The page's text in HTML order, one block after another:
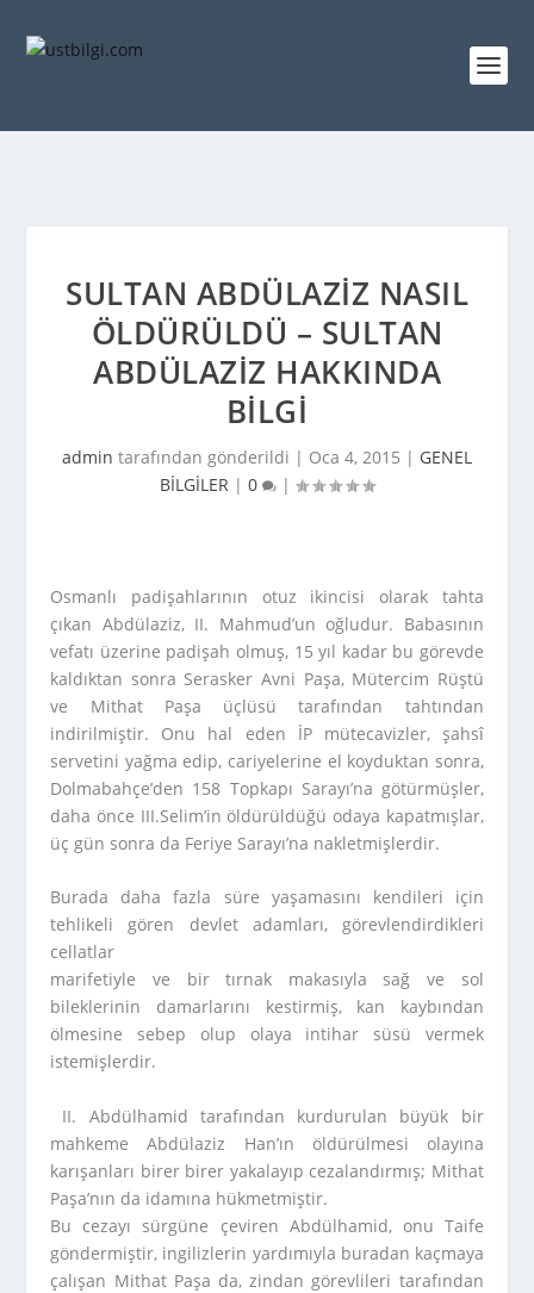
SULTAN ABDÜLAZIZ NASIL
ÖLDÜRÜLDÜ – SULTAN
ABDÜLAZIZ HAKKINDA
BILGI
admin tarafından gönderildi | Oca 4, 2015 | GENEL
BİLGİLER | 0 |
Osmanlı padişahlarının otuz ikincisi olarak tahta
çıkan Abdülaziz, II. Mahmud’un oğludur. Babasının
vefatı üzerine padişah olmuş, 15 yıl kadar bu görevde
kaldıktan sonra Serasker Avni Paşa, Mütercim Rüştü
ve Mithat Paşa üçlüsü tarafından tahtından
indirilmiştir. Onu hal eden İP mütecavizler, şahsî
servetini yağma edip, cariyelerine el koyduktan sonra,
Dolmabahçe’den 158 Topkapı Sarayı’na götürmüşler,
daha önce III.Selim’in öldürüldüğü odaya kapatmışlar,
üç gün sonra da Feriye Sarayı’na nakletmişlerdir.
Burada daha fazla süre yaşamasını kendileri için
tehlikeli gören devlet adamları, görevlendirdikleri
cellatlar
marifetiyle ve bir tırnak makasıyla sağ ve sol
bileklerinin damarlarını kestirmiş, kan kaybından
ölmesine sebep olup olaya intihar süsü vermek
istemişlerdir.
II. Abdülhamid tarafından kurdurulan büyük bir
mahkeme Abdülaziz Han’ın öldürülmesi olayına
karışanları birer birer yakalayıp cezalandırmış; Mithat
Paşa’nın da idamına hükmetmiştir.
Bu cezayı sürgüne çeviren Abdülhamid, onu Taife
göndermiştir, ingilizlerin yardımıyla buradan kaçmaya
çalışan Mithat Paşa da, zindan görevlileri tarafından